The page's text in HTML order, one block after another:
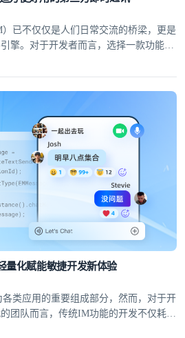
已不仅仅是人们日常交流的桥梁，更是
擎。对于开发者而言，选择一款功能完
量化赋能敏捷开发新体验
类应用的重要组成部分，然而，对于开
团队而言，传统IM功能的开发不仅耗时
讯云服务条款和通讯云隐私政策
录即时通讯云
登录客服云